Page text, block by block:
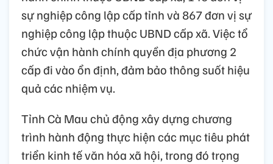
sự nghiệp công lập cấp tỉnh và 867 đơn vị sự
nghiệp công lập thuộc UBND cấp xã. Việc tổ
chức vận hành chính quyền địa phương 2
cấp đi vào ổn định, đảm bảo thông suốt hiệu
quả các nhiệm vụ.
Tỉnh Cà Mau chủ động xây dựng chương
trình hành động thực hiện các mục tiêu phát
triển kinh tế văn hóa xã hội, trong đó trọng